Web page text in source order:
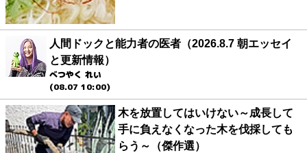
人間ドックと能力者の医者（2026.8.7 朝エッセイ
と更新情報）
べつやく れい
(08.07 10:00)
木を放置してはいけない～成長して
手に負えなくなった木を伐採しても
らう～（傑作選）